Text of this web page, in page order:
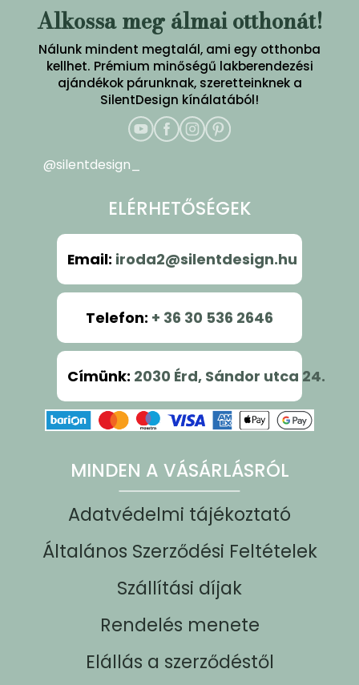
Alkossa meg álmai otthonát!
Nálunk mindent megtalál, ami egy otthonba
kellhet. Prémium minőségű lakberendezési
ajándékok párunknak, szeretteinknek a
SilentDesign kínálatából!
MINDEN A VÁSÁRLÁSRÓL
Adatvédelmi tájékoztató
Általános Szerződési Feltételek
Szállítási díjak
Rendelés menete
Elállás a szerződéstől
@silentdesign_
ELÉRHETŐSÉGEK
Email: iroda2@silentdesign.hu
Telefon: + 36 30 536 2646
Címünk: 2030 Érd, Sándor utca 24.